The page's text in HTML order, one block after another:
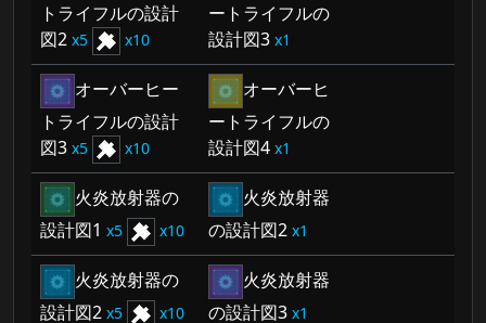
トライフルの設計
図2 5 10
ートライフルの
設計図3
1
オーバーヒー
トライフルの設計
図3 5 10
オーバーヒ
ートライフルの
設計図4
1
火炎放射器の
設計図1
5 10
火炎放射器
の設計図2
1
火炎放射器の
設計図2 5 10
火炎放射器
の設計図3
1